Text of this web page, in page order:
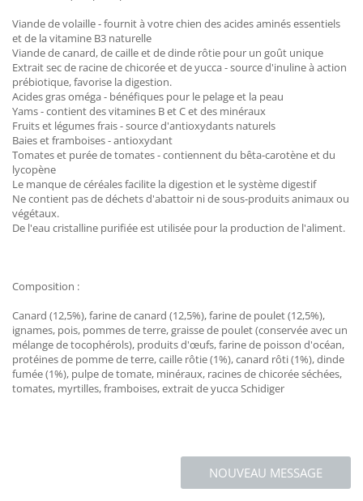
Viande de volaille - fournit à votre chien des acides aminés essentiels
et de la vitamine B3 naturelle
Viande de canard, de caille et de dinde rôtie pour un goût unique
Extrait sec de racine de chicorée et de yucca - source d'inuline à action
prébiotique, favorise la digestion.
Acides gras oméga - bénéfiques pour le pelage et la peau
Yams - contient des vitamines B et C et des minéraux
Fruits et légumes frais - source d'antioxydants naturels
Baies et framboises - antioxydant
Tomates et purée de tomates - contiennent du bêta-carotène et du
lycopène
Le manque de céréales facilite la digestion et le système digestif
Ne contient pas de déchets d'abattoir ni de sous-produits animaux ou
végétaux.
De l'eau cristalline purifiée est utilisée pour la production de l'aliment.
Composition :
Canard (12,5%), farine de canard (12,5%), farine de poulet (12,5%),
ignames, pois, pommes de terre, graisse de poulet (conservée avec un
mélange de tocophérols), produits d'œufs, farine de poisson d'océan,
protéines de pomme de terre, caille rôtie (1%), canard rôti (1%), dinde
fumée (1%), pulpe de tomate, minéraux, racines de chicorée séchées,
tomates, myrtilles, framboises, extrait de yucca Schidiger
NOUVEAU MESSAGE